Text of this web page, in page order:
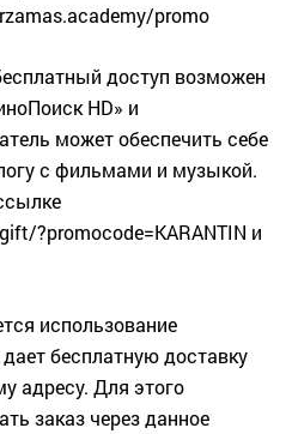
promo
доступ возможен
HD» и
может обеспечить себе
с фильмами и музыкой.
?promocode=KARANTIN и
использование
бесплатную доставку
адресу. Для этого
заказ через данное